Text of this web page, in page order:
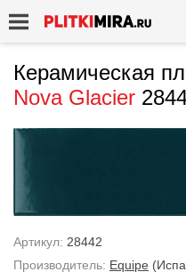
Керамическая
Nova Glacier
Артикул: 28442
Производитель: Equipe